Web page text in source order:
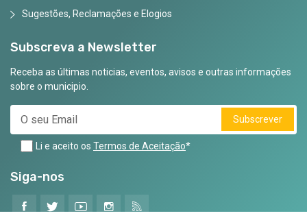
Sugestões, Reclamações e Elogios
Subscreva a Newsletter
Receba as últimas noticias, eventos, avisos e outras informações
sobre o municipio.
Subscrever
Li e aceito os Termos de Aceitação*
Siga-nos